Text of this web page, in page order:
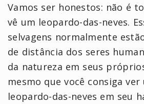
Vamos ser honestos: não é
vê um leopardo-das-neves.
selvagens normalmente
de distância dos seres
da natureza em seus
mesmo que você consiga
leopardo-das-neves em seu